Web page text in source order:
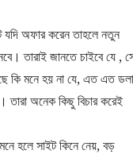
যদি অফার করেন তাহলে নতুন
তারাই জানতে চাইবে যে ,
কি মনে হয় না যে, এত এত
তারা অনেক কিছু বিচার করেই
হলে সাইট কিনে নেয়, বড়